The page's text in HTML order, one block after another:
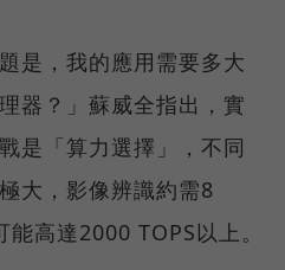
是，我的應用需要多大
器？」蘇威全指出，實
是「算力選擇」，不同
大，影像辨識約需8
高達2000 TOPS以上。